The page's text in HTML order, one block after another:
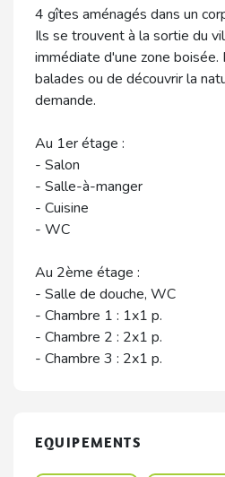
4 gîtes aménagés dans un
Ils se trouvent à la sortie du
immédiate d'une zone
balades ou de découvrir la
demande.
Au 1er étage :
- Salon
- Salle-à-manger
- Cuisine
- WC
Au 2ème étage :
- Salle de douche, WC
- Chambre 1 : 1x1 p.
- Chambre 2 : 2x1 p.
- Chambre 3 : 2x1 p.
EQUIPEMENTS